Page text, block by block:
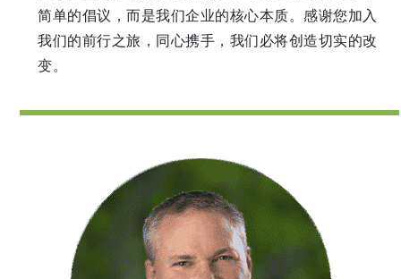
简单的倡议，而是我们企业的核心本质。感谢您加入
我们的前行之旅，同心携手，我们必将创造切实的改
变。